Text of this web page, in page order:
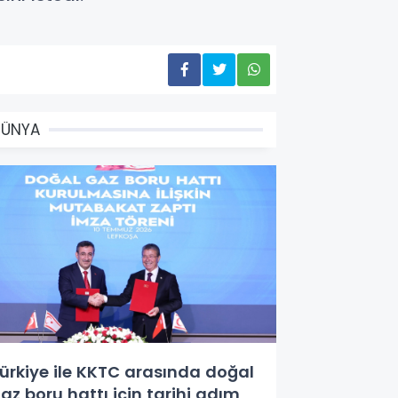
ile KKTC arasında doğal